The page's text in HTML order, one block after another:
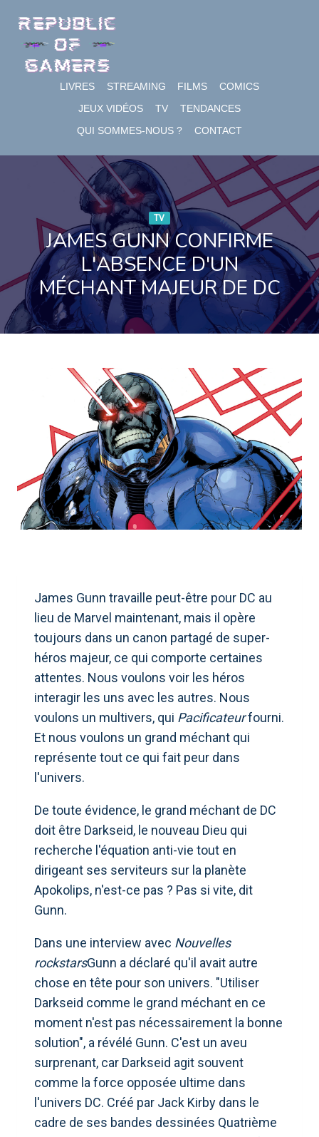
content
LIVRES STREAMING FILMS
COMICS
JEUX VIDÉOS
TV
TENDANCES
QUI SOMMES-NOUS ?
CONTACT
TV
JAMES GUNN CONFIRME
L'ABSENCE D'UN
MÉCHANT MAJEUR DE DC
James Gunn travaille peut-être pour DC au
lieu de Marvel maintenant, mais il opère
toujours dans un canon partagé de super-
héros majeur, ce qui comporte certaines
attentes. Nous voulons voir les héros
interagir les uns avec les autres. Nous
voulons un multivers, qui Pacificateurfourni.
Et nous voulons un grand méchant qui
représente tout ce qui fait peur dans
l'univers.
De toute évidence, le grand méchant de DC
doit être Darkseid, le nouveau Dieu qui
recherche l'équation anti-vie tout en
dirigeant ses serviteurs sur la planète
Apokolips, n'est-ce pas ? Pas si vite, dit
Gunn.
Dans une interview avec Nouvelles
rockstarsGunn a déclaré qu'il avait autre
chose en tête pour son univers. "Utiliser
Darkseid comme le grand méchant en ce
moment n'est pas nécessairement la bonne
solution", a révélé Gunn. C'est un aveu
surprenant, car Darkseid agit souvent
comme la force opposée ultime dans
l'univers DC. Créé par Jack Kirby dans le
cadre de ses bandes dessinées Quatrième